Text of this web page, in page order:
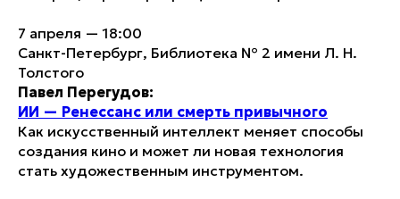
7 апреля — 18:00
Санкт-Петербург, Библиотека № 2 имени Л. Н.
Толстого
Павел Перегудов:
ИИ — Ренессанс или смерть привычного
Как искусственный интеллект меняет способы
создания кино и может ли новая технология
стать художественным инструментом.